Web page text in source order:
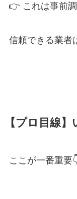
👉 これは事前
信頼できる業者
【プロ目線
ここが一番重要